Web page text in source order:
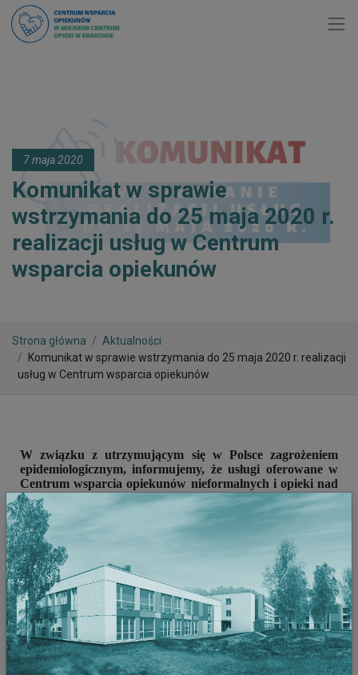
7 maja 2020
Komunikat w sprawie
wstrzymania do 25 maja 2020 r.
realizacji usług w Centrum
wsparcia opiekunów
Strona główna
Aktualności
Komunikat w sprawie wstrzymania do 25 maja 2020 r. realizacji
usług w Centrum wsparcia opiekunów
W związku z utrzymującym się w Polsce zagrożeniem
epidemiologicznym, informujemy, że usługi oferowane w
Centrum wsparcia opiekunów nieformalnych i opieki nad
osobami niesamodzielnymi w Miejskim Centrum Opieki w
Krakowie pozostaną wstrzymane do 25 maja 2020 r.
Powyższe oznacza dalsze wstrzymanie funkcjonowania
Dziennej Placówki Opieki i Aktywizacji Osób
Niesamodzielnych oraz zawieszenie organizacji szkoleń i
spotkań opiekunów nieformalnych. Usługi Menadżera Opieki
w dalszym ciągu będą świadczone w formie porad
telefonicznych. Wypożyczalnia sprzętu medycznego we
wskazanym okresie może działać w ograniczonym zakresie.Z
uwagi na trudną do przewidzenia sytuację, możliwe jest
dalsze wstrzymanie realizacji usług przez Centrum, o czym
będziemy Państwa informować na bieżąco.